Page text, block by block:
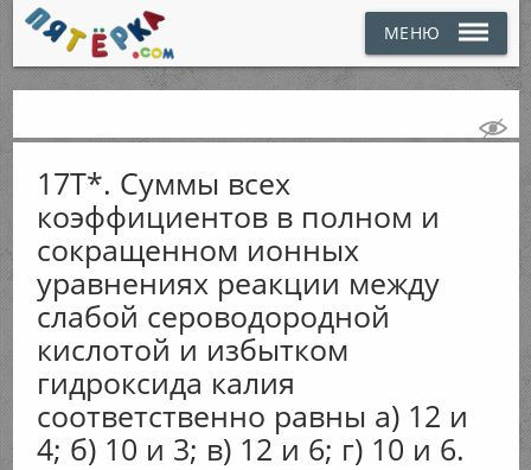
МЕНЮ
17Т*. Суммы всех
коэффициентов в полном и
сокращенном ионных
уравнениях реакции между
слабой сероводородной
кислотой и избытком
гидроксида калия
соответственно равны а) 12 и
4; б) 10 и 3; в) 12 и 6; г) 10 и 6.